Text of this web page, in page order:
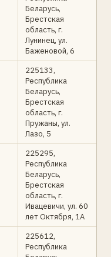
Беларусь,
Брестская
область, г.
Лунинец, ул.
Баженовой, 6
225133,
Республика
Беларусь,
Брестская
область, г.
Пружаны, ул.
Лазо, 5
225295,
Республика
Беларусь,
Брестская
область, г.
Ивацевичи, ул. 60
лет Октября, 1А
225612,
Республика